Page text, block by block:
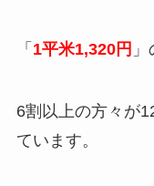
「 1平米1,320円
6割以上の方々が
ています。